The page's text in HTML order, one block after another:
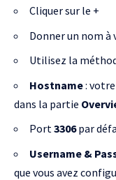
Cliquer sur le +
Donner un nom
Utilisez la
Hostname:
dans la partie
Port3306par
Username &
que vous avez